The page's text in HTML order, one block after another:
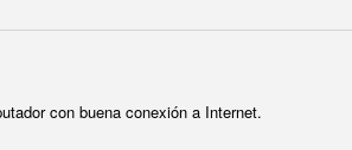
con buena conexión a Internet.